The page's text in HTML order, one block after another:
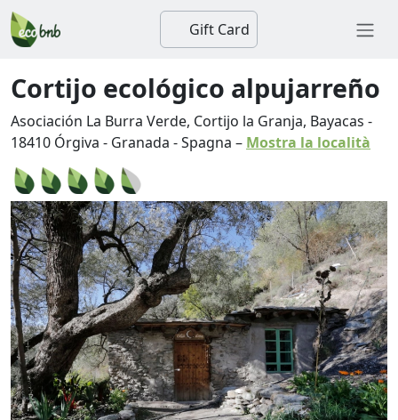
Gift Card
Cortijo ecológico alpujarreño
Asociación La Burra Verde, Cortijo la Granja, Bayacas -
18410 Órgiva - Granada -Spagna – Mostra la località